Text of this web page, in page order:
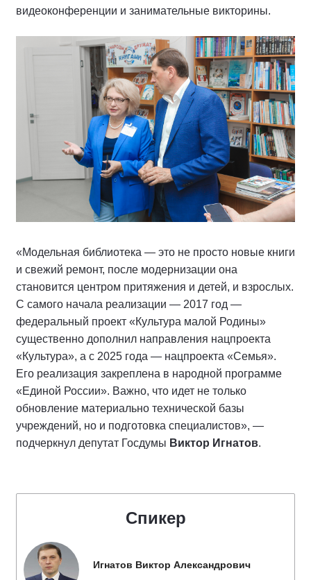
видеоконференции и занимательные викторины.
«Модельная библиотека — это не просто новые книги
и свежий ремонт, после модернизации она
становится центром притяжения и детей, и взрослых.
С самого начала реализации — 2017 год —
федеральный проект «Культура малой Родины»
существенно дополнил направления нацпроекта
«Культура», а с 2025 года — нацпроекта «Семья».
Его реализация закреплена в народной программе
«Единой России». Важно, что идет не только
обновление материально технической базы
учреждений, но и подготовка специалистов», —
подчеркнул депутат Госдумы Виктор Игнатов.
Спикер
Игнатов Виктор Александрович